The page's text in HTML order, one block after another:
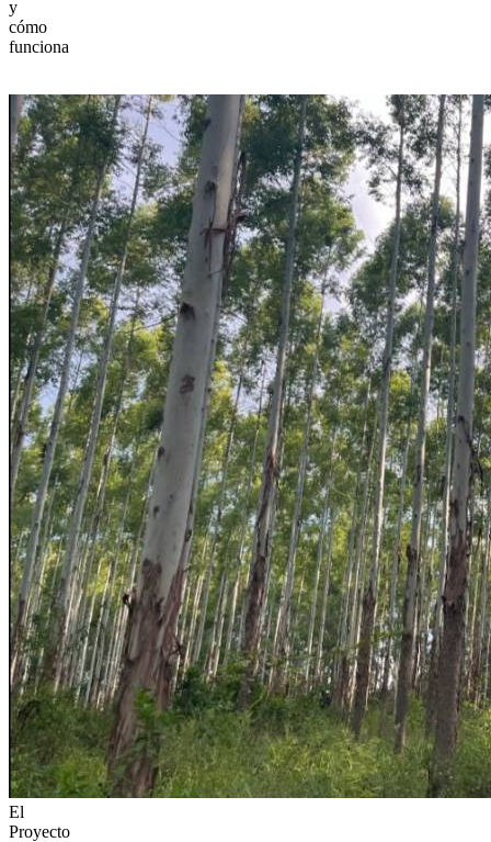
y
cómo
funciona
El
Proyecto